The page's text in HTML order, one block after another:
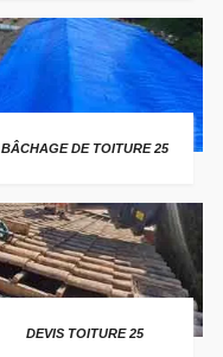
BÂCHAGE DE TOITURE 25
DEVIS TOITURE 25